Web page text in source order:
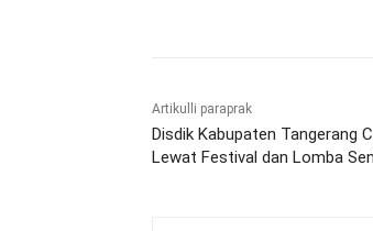
Artikulli paraprak
Disdik Kabupaten Tangerang
Lewat Festival dan Lomba